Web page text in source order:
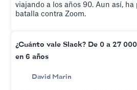
viajando a los años 90. Aun así,
batalla contra Zoom.
¿Cuánto vale Slack? De 0 a 27
en 6 años
David Marin